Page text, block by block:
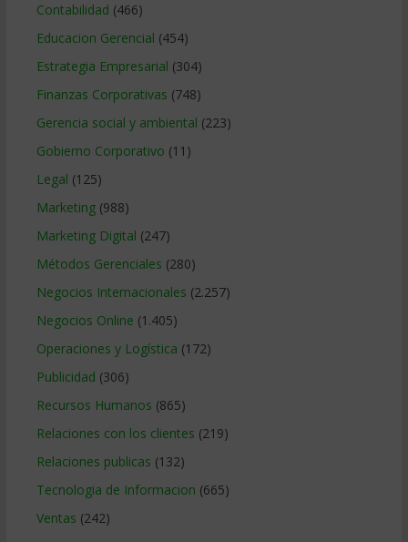
Contabilidad (466)
Educacion Gerencial (454)
Estrategia Empresarial (304)
Finanzas Corporativas (748)
Gerencia social y ambiental (223)
Gobierno Corporativo (11)
Legal (125)
Marketing(988)
Marketing Digital (247)
Métodos Gerenciales (280)
Negocios Internacionales (2.257)
Negocios Online (1.405)
Operaciones y Logística (172)
Publicidad (306)
Recursos Humanos (865)
Relaciones con los clientes (219)
Relaciones publicas (132)
Tecnologia de Informacion (665)
Ventas (242)